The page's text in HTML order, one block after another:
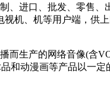
进口、批发、零售、
机、机等用户端，供
生产的网络音像(含
和动漫画等产品以一